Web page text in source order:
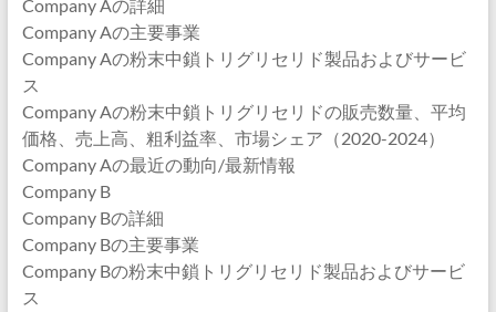
Company Aの詳細
Company Aの主要事業
Company Aの粉末中鎖トリグリセリド製品およびサービ
ス
Company Aの粉末中鎖トリグリセリドの販売数量、平均
価格、売上高、粗利益率、市場シェア（2020-2024）
Company Aの最近の動向/最新情報
Company B
Company Bの詳細
Company Bの主要事業
Company Bの粉末中鎖トリグリセリド製品およびサービ
ス